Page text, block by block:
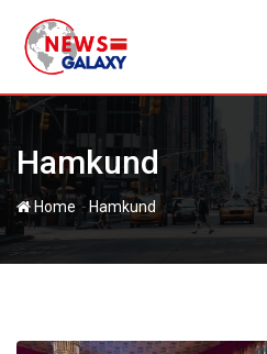
content
Hamkund
Home-Hamkund